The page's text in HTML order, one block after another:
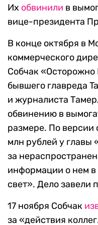
Их обвинили в
вице-президента
В конце октября в
коммерческого
Собчак «Осторожно
бывшего главреда
и журналиста
обвинению в
размере. По версии
млн рублей у главы
за
информации о нем
свет». Дело завели
17 ноября Собчак
за «действия